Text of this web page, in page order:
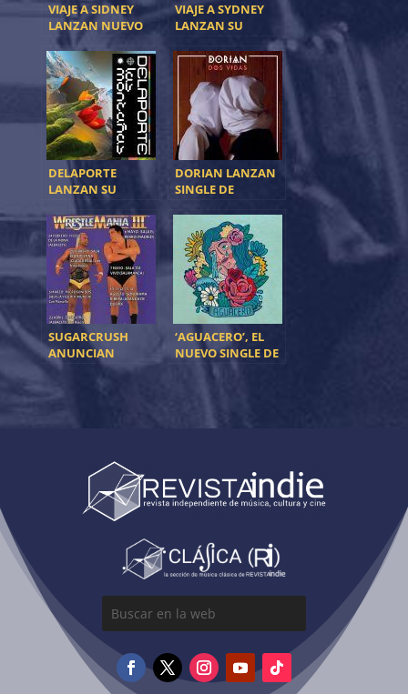
VIAJE A SIDNEY
LANZAN NUEVO
SINGLE: ‘LEY DE
SOMBRAS’
VIAJE A SYDNEY
LANZAN SU
“COMO UN
SANTO”
DELAPORTE
LANZAN SU
NUEVO ÁLBUM
“LAS MONTAÑAS”
DORIAN LANZAN
SINGLE DE
VIDAS»
SUGARCRUSH
ANUNCIAN
NUEVAS FECHAS Y
‘AGUACERO’, EL
NUEVO SINGLE DE